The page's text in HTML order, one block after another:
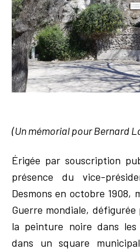
(Un mémorial pour Bernard
Érigée par souscription
présence du vice-
Desmons en octobre 1908,
Guerre mondiale, défigurée
la peinture noire dans les
dans un square